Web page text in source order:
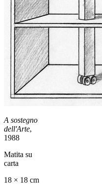
A sostegno
dell'Arte,
1988
Matita su
carta
18 × 18 cm